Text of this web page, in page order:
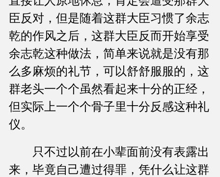
臣反对，但是随着这群大臣习惯了余志
乾的作风之后，这群大臣反而开始享受
余志乾这种做法，简单来说就是没有那
么多麻烦的礼节，可以舒舒服服的，这
群老头一个个虽然看起来十分的正经，
但实际上一个个骨子里十分反感这种礼
仪。
只不过以前在小辈面前没有表露出
来，毕竟自己遭过得罪，凭什么让这群